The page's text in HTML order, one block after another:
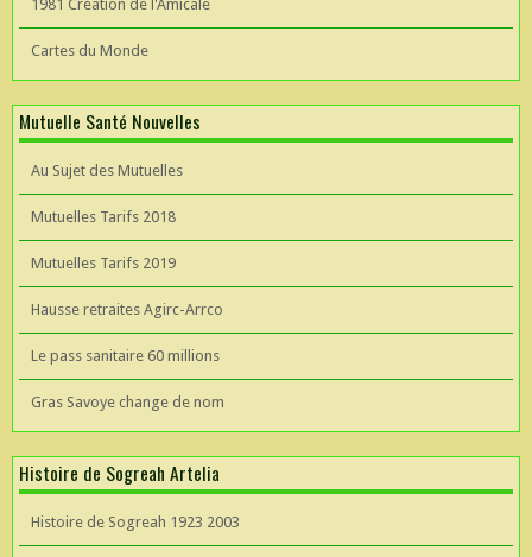
1981 Création de l'Amicale
Cartes du Monde
Mutuelle Santé Nouvelles
Au Sujet des Mutuelles
Mutuelles Tarifs 2018
Mutuelles Tarifs 2019
Hausse retraites Agirc-Arrco
Le pass sanitaire 60 millions
Gras Savoye change de nom
Histoire de Sogreah Artelia
Histoire de Sogreah 1923 2003